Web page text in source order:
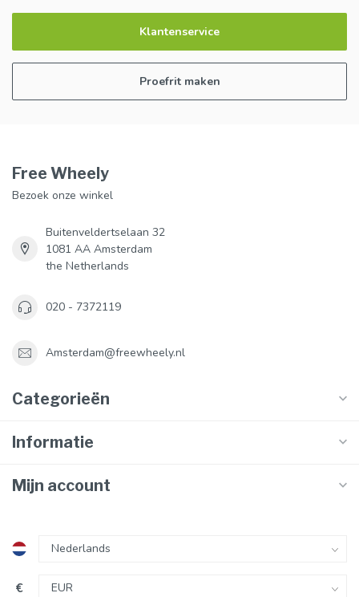
Klantenservice
Proefrit maken
Free Wheely
Bezoek onze winkel
Buitenveldertselaan 32
1081 AA Amsterdam
the Netherlands
020 - 7372119
Amsterdam@freewheely.nl
Categorieën
Informatie
Mijn account
€